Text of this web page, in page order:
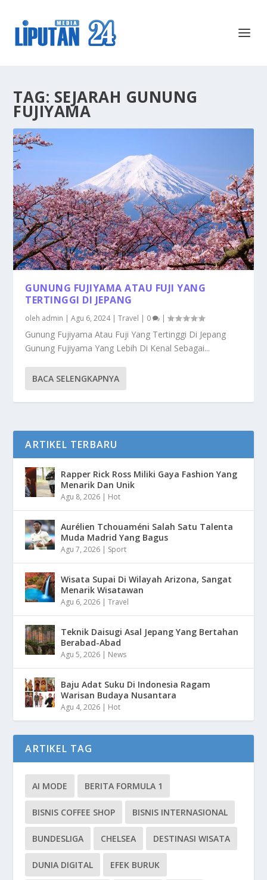
TAG: SEJARAH GUNUNG
FUJIYAMA
GUNUNG FUJIYAMA ATAU FUJI YANG
TERTINGGI DI JEPANG
oleh admin |Agu 6, 2024|Travel | 0 |
Gunung Fujiyama Atau Fuji Yang Tertinggi Di Jepang
Gunung Fujiyama Yang Lebih Di Kenal Sebagai...
BACA SELENGKAPNYA
ARTIKEL TERBARU
Rapper Rick Ross Miliki Gaya Fashion Yang
Menarik Dan Unik
Agu 8, 2026 | Hot
Aurélien Tchouaméni Salah Satu Talenta
Muda Madrid Yang Bagus
Agu 7, 2026 | Sport
Wisata Supai Di Wilayah Arizona, Sangat
Menarik Wisatawan
Agu 6, 2026 |Travel
Teknik Daisugi Asal Jepang Yang Bertahan
Berabad-Abad
Agu 5, 2026 | News
Baju Adat Suku Di Indonesia Ragam
Warisan Budaya Nusantara
Agu 4, 2026 | Hot
ARTIKEL TAG
AI MODE BERITA FORMULA 1
BISNIS COFFEE SHOP BISNIS INTERNASIONAL
BUNDESLIGA CHELSEA DESTINASI WISATA
DUNIA DIGITAL EFEK BURUK